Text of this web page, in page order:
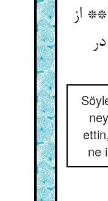
از
ne